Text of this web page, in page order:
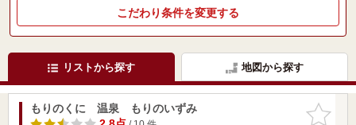
こだわり条件を変更する
リストから探す 地図から探す
お気に入
りに追加
もりのくに 温泉 もりのいずみ